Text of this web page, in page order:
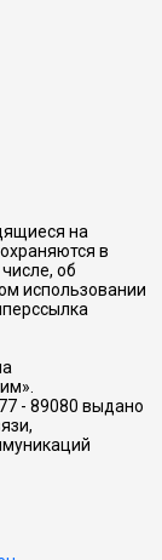
на
в
об
использовании
- 89080 выдано